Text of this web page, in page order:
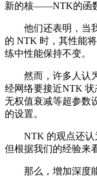
新的核——NTK的函
他们还表明，当我
的 NTK 时，其性能
练中性能保持不变。
然而，许多人认为
经网络要接近NTK 状
无权值衰减等超参数
的设置。
NTK 的观点还认为
但根据我们的经验来
那么，增加深度能